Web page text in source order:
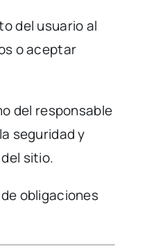
del usuario al
o aceptar
del responsable
seguridad y
sitio.
obligaciones